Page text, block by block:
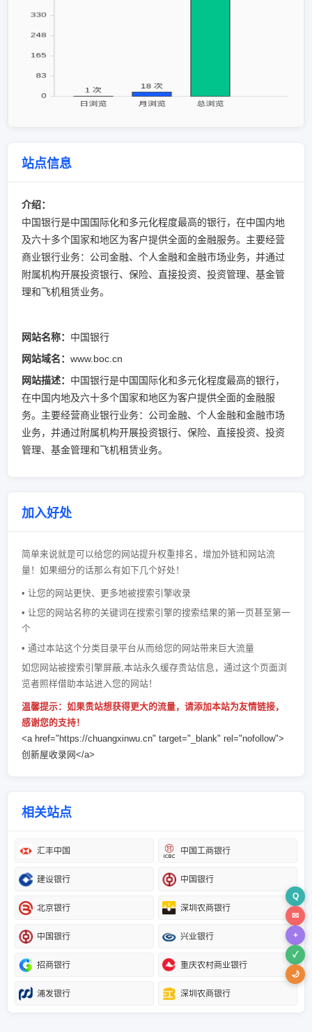
站点信息
介绍：
中国银行是中国国际化和多元化程度最高的银行，在中国内地
及六十多个国家和地区为客户提供全面的金融服务。主要经营
商业银行业务：公司金融、个人金融和金融市场业务，并通过
附属机构开展投资银行、保险、直接投资、投资管理、基金管
理和飞机租赁业务。
网站名称： 中国银行
网站域名： www.boc.cn
网站描述： 中国银行是中国国际化和多元化程度最高的银行，
在中国内地及六十多个国家和地区为客户提供全面的金融服
务。主要经营商业银行业务：公司金融、个人金融和金融市场
业务，并通过附属机构开展投资银行、保险、直接投资、投资
管理、基金管理和飞机租赁业务。
加入好处
简单来说就是可以给您的网站提升权重排名，增加外链和网站流
量！如果细分的话那么有如下几个好处！
• 让您的网站更快、更多地被搜索引擎收录
• 让您的网站名称的关键词在搜索引擎的搜索结果的第一页甚至第一
个
• 通过本站这个分类目录平台从而给您的网站带来巨大流量
如您网站被搜索引擎屏蔽,本站永久缓存贵站信息，通过这个页面浏
览者照样借助本站进入您的网站！
温馨提示：如果贵站想获得更大的流量，请添加本站为友情链接，
感谢您的支持！
<a href="https://chuangxinwu.cn" target="_blank" rel="nofollow">
创新屋收录网</a>
相关站点
汇丰中国 中国工商银行
建设银行 中国银行
北京银行 深圳农商银行
中国银行 兴业银行
招商银行 重庆农村商业银行
浦发银行 深圳农商银行
Q
✉
+
✓
🌙